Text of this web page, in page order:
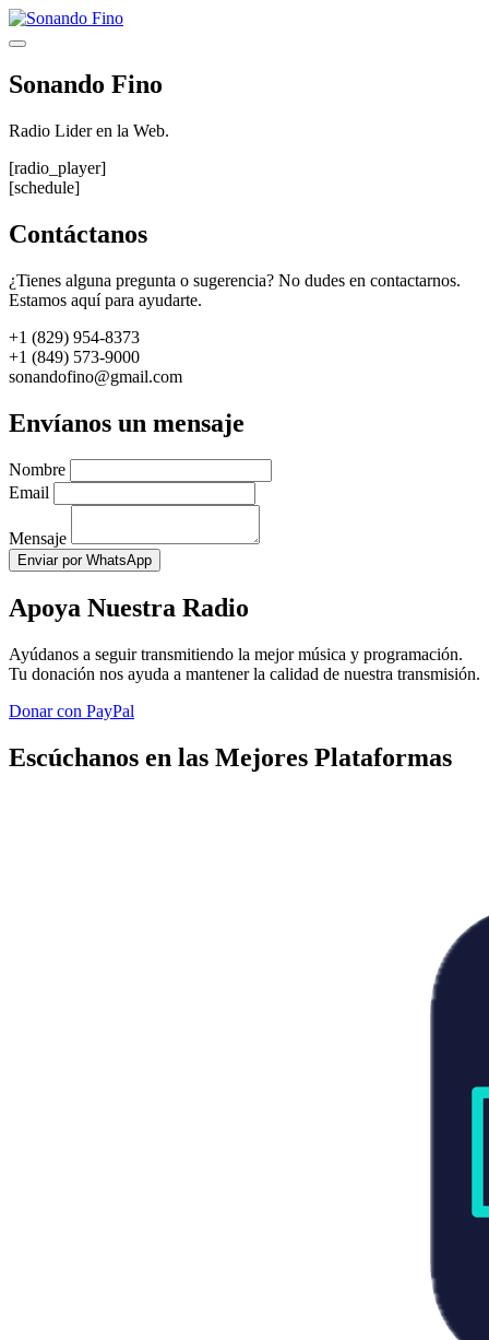
Saltar
al
Menú
Sonando Fino
Radio Lider en la Web.
[radio_player]
[schedule]
Contáctanos
¿Tienes alguna pregunta o sugerencia? No dudes en contactarnos.
Estamos aquí para ayudarte.
+1 (829) 954-8373
+1 (849) 573-9000
sonandofino@gmail.com
Envíanos un mensaje
Nombre
Email
Mensaje
Enviar por WhatsApp
Apoya Nuestra Radio
Ayúdanos a seguir transmitiendo la mejor música y programación.
Tu donación nos ayuda a mantener la calidad de nuestra transmisión.
Donar con PayPal
Escúchanos en las Mejores Plataformas